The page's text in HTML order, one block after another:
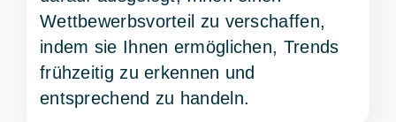
Wettbewerbsvorteil zu verschaffen,
indem sie Ihnen ermöglichen, Trends
frühzeitig zu erkennen und
entsprechend zu handeln.